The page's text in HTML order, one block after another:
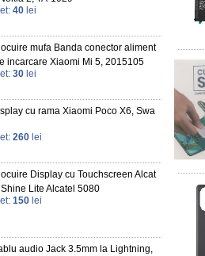
40 lei
mufa Banda conector aliment
incarcare Xiaomi Mi 5, 2015105
30 lei
cu rama Xiaomi Poco X6, Swa
260 lei
Display cu Touchscreen Alcat
Lite Alcatel 5080
150 lei
audio Jack 3.5mm la Lightning,